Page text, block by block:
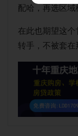
配哈，再选区域
在此也期望这个
转手，不被套在